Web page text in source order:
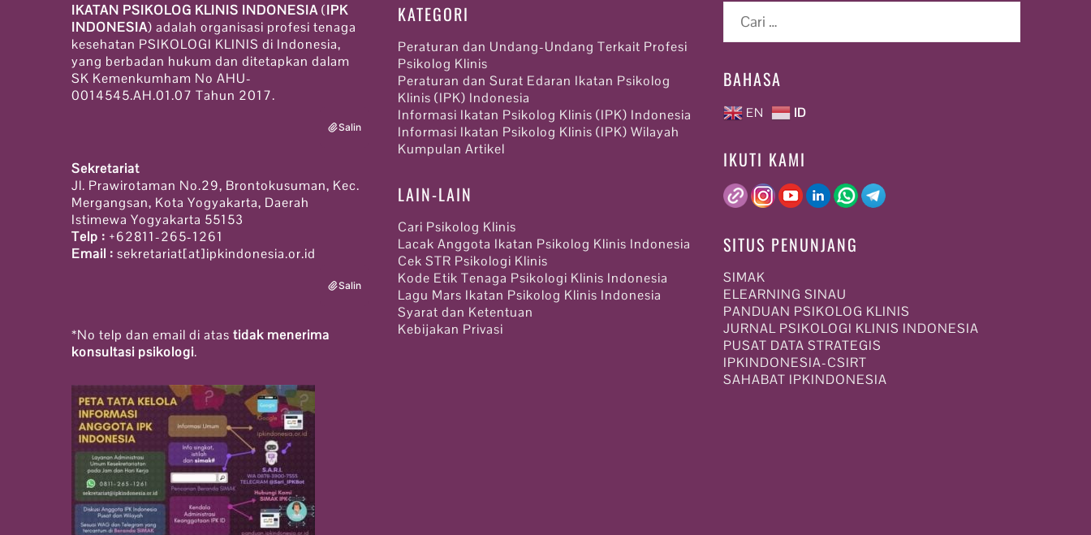
IKATAN PSIKOLOG KLINIS INDONESIA(IPK
INDONESIA) adalah organisasi profesi tenaga
kesehatan PSIKOLOGI KLINIS di Indonesia,
yang berbadan hukum dan ditetapkan dalam
SK Kemenkumham No AHU-
0014545.AH.01.07 Tahun 2017.
Salin
Sekretariat
Jl. Prawirotaman No.29, Brontokusuman, Kec.
Mergangsan, Kota Yogyakarta, Daerah
Istimewa Yogyakarta 55153
Telp : +62811-265-1261
Email : sekretariat[at]ipkindonesia.or.id
Salin
*No telp dan email di atastidak menerima
konsultasi psikologi.
KATEGORI
Peraturan dan Undang-Undang Terkait Profesi
Psikolog Klinis
Peraturan dan Surat Edaran Ikatan Psikolog
Klinis (IPK) Indonesia
Informasi Ikatan Psikolog Klinis (IPK) Indonesia
Informasi Ikatan Psikolog Klinis (IPK) Wilayah
Kumpulan Artikel
LAIN-LAIN
Cari Psikolog Klinis
Lacak Anggota Ikatan Psikolog Klinis Indonesia
Cek STR Psikologi Klinis
Kode Etik Tenaga Psikologi Klinis Indonesia
Lagu Mars Ikatan Psikolog Klinis Indonesia
Syarat dan Ketentuan
Kebijakan Privasi
untuk:
BAHASA
EN ID
IKUTI KAMI
SITUS PENUNJANG
SIMAK
ELEARNING SINAU
PANDUAN PSIKOLOG KLINIS
JURNAL PSIKOLOGI KLINIS INDONESIA
PUSAT DATA STRATEGIS
IPKINDONESIA-CSIRT
SAHABAT IPKINDONESIA